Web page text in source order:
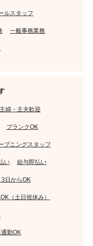
ルスタッフ
一般事務業務
主婦・主夫歓迎
ブランクOK
プニングスタッフ
い 給与即払い
3日からOK
（土日祝休み）
勤OK